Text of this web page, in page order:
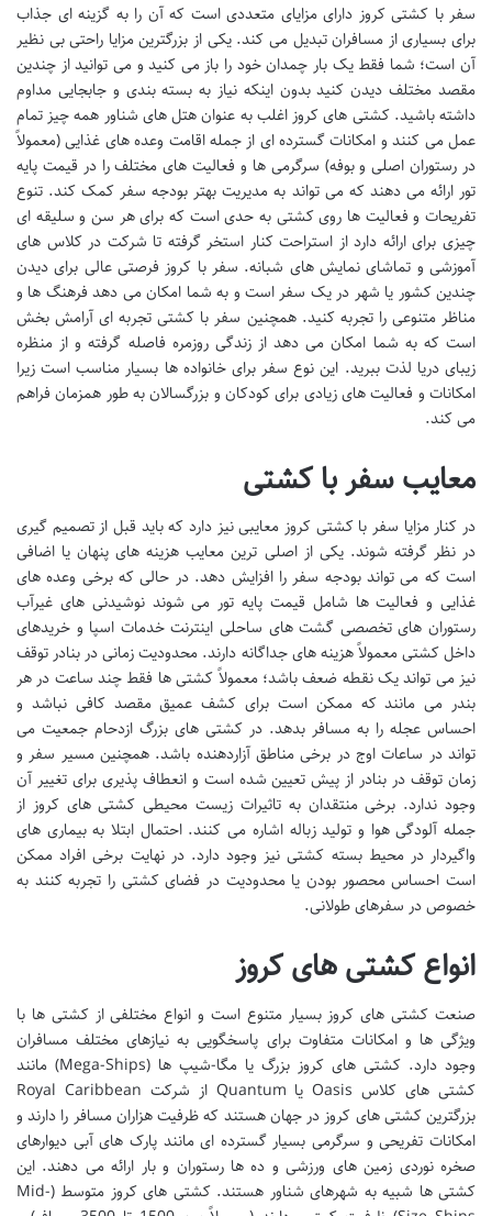
سفر با کشتی کروز دارای مزایای متعددی است که آن را به گزینه ای جذاب
برای بسیاری از مسافران تبدیل می کند. یکی از بزرگترین مزایا راحتی بی نظیر
آن است؛ شما فقط یک بار چمدان خود را باز می کنید و می توانید از چندین
مقصد مختلف دیدن کنید بدون اینکه نیاز به بسته بندی و جابجایی مداوم
داشته باشید. کشتی های کروز اغلب به عنوان هتل های شناور همه چیز تمام
عمل می کنند و امکانات گسترده ای از جمله اقامت وعده های غذایی (معمولاً
در رستوران اصلی و بوفه) سرگرمی ها و فعالیت های مختلف را در قیمت پایه
تور ارائه می دهند که می تواند به مدیریت بهتر بودجه سفر کمک کند. تنوع
تفریحات و فعالیت ها روی کشتی به حدی است که برای هر سن و سلیقه ای
چیزی برای ارائه دارد از استراحت کنار استخر گرفته تا شرکت در کلاس های
آموزشی و تماشای نمایش های شبانه. سفر با کروز فرصتی عالی برای دیدن
چندین کشور یا شهر در یک سفر است و به شما امکان می دهد فرهنگ ها و
مناظر متنوعی را تجربه کنید. همچنین سفر با کشتی تجربه ای آرامش بخش
است که به شما امکان می دهد از زندگی روزمره فاصله گرفته و از منظره
زیبای دریا لذت ببرید. این نوع سفر برای خانواده ها بسیار مناسب است زیرا
امکانات و فعالیت های زیادی برای کودکان و بزرگسالان به طور همزمان فراهم
می کند.
معایب سفر با کشتی
در کنار مزایا سفر با کشتی کروز معایبی نیز دارد که باید قبل از تصمیم گیری
در نظر گرفته شوند. یکی از اصلی ترین معایب هزینه های پنهان یا اضافی
است که می تواند بودجه سفر را افزایش دهد. در حالی که برخی وعده های
غذایی و فعالیت ها شامل قیمت پایه تور می شوند نوشیدنی های غیرآب
رستوران های تخصصی گشت های ساحلی اینترنت خدمات اسپا و خریدهای
داخل کشتی معمولاً هزینه های جداگانه دارند. محدودیت زمانی در بنادر توقف
نیز می تواند یک نقطه ضعف باشد؛ معمولاً کشتی ها فقط چند ساعت در هر
بندر می مانند که ممکن است برای کشف عمیق مقصد کافی نباشد و
احساس عجله را به مسافر بدهد. در کشتی های بزرگ ازدحام جمعیت می
تواند در ساعات اوج در برخی مناطق آزاردهنده باشد. همچنین مسیر سفر و
زمان توقف در بنادر از پیش تعیین شده است و انعطاف پذیری برای تغییر آن
وجود ندارد. برخی منتقدان به تاثیرات زیست محیطی کشتی های کروز از
جمله آلودگی هوا و تولید زباله اشاره می کنند. احتمال ابتلا به بیماری های
واگیردار در محیط بسته کشتی نیز وجود دارد. در نهایت برخی افراد ممکن
است احساس محصور بودن یا محدودیت در فضای کشتی را تجربه کنند به
خصوص در سفرهای طولانی.
انواع کشتی های کروز
صنعت کشتی های کروز بسیار متنوع است و انواع مختلفی از کشتی ها با
ویژگی ها و امکانات متفاوت برای پاسخگویی به نیازهای مختلف مسافران
وجود دارد. کشتی های کروز بزرگ یا مگا-شیپ ها (Mega-Ships) مانند
کشتی های کلاس Oasis یا Quantum از شرکت Royal Caribbean
بزرگترین کشتی های کروز در جهان هستند که ظرفیت هزاران مسافر را دارند و
امکانات تفریحی و سرگرمی بسیار گسترده ای مانند پارک های آبی دیوارهای
صخره نوردی زمین های ورزشی و ده ها رستوران و بار ارائه می دهند. این
کشتی ها شبیه به شهرهای شناور هستند. کشتی های کروز متوسط (Mid-